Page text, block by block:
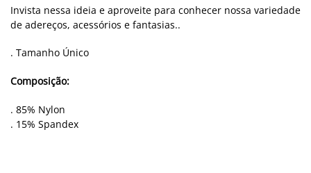
Invista nessa ideia e aproveite para conhecer nossa variedade
de adereços, acessórios e fantasias..
. Tamanho Único
Composição:
. 85% Nylon
. 15% Spandex